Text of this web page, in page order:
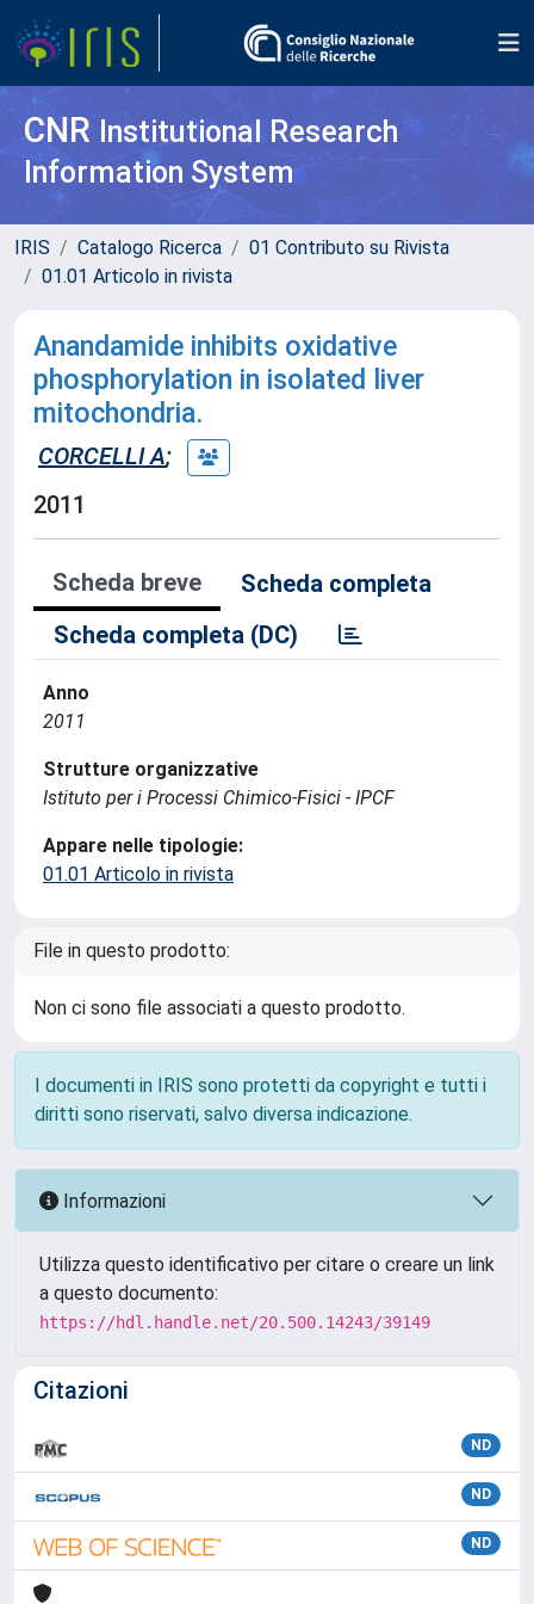
CNR Institutional Research
Information System
IRIS Catalogo Ricerca
01 Contributo su Rivista
01.01 Articolo in rivista
Anandamide inhibits oxidative
phosphorylation in isolated liver
mitochondria.
CORCELLI A;
2011
Scheda breve
Scheda completa
Scheda completa (DC)
Anno
2011
Strutture organizzative
Istituto per i Processi Chimico-Fisici - IPCF
Appare nelle tipologie:
01.01 Articolo in rivista
File in questo prodotto:
Non ci sono file associati a questo prodotto.
I documenti in IRIS sono protetti da copyright e tutti i
diritti sono riservati, salvo diversa indicazione.
Informazioni
Utilizza questo identificativo per citare o creare un link
a questo documento:
https://hdl.handle.net/20.500.14243/39149
Citazioni
ND
ND
ND